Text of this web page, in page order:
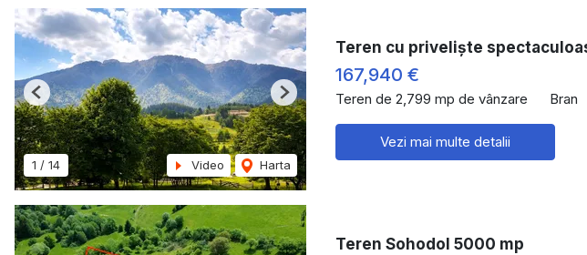
1 / 14 Video Harta
Previous Next
Teren cu priveliște
167,940 €
Teren de 2,799 mp de vânzare Bran
Vezi mai multe detalii
Teren Sohodol 5000 mp